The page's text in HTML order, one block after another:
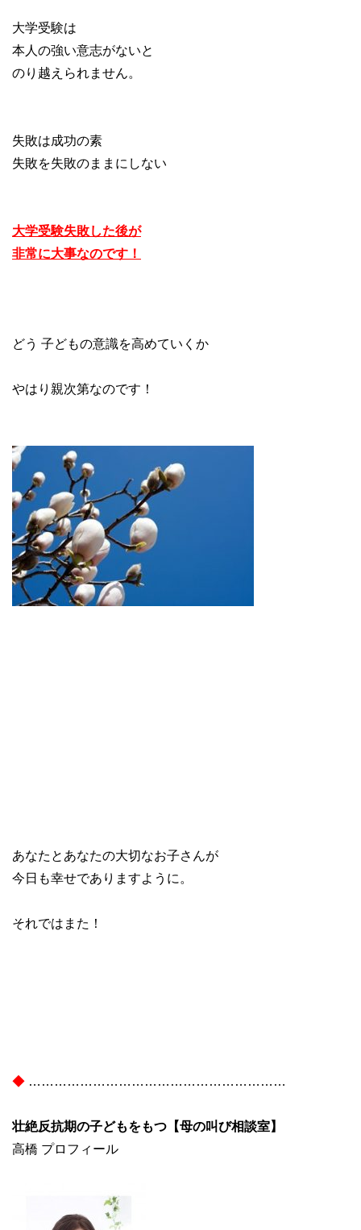
大学受験は
本人の強い意志がないと
のり越えられません。
失敗は成功の素
失敗を失敗のままにしない
大学受験失敗した後が
非常に大事なのです！
どう 子どもの意識を高めていくか
やはり親次第なのです！
あなたとあなたの大切なお子さんが
今日も幸せでありますように。
それではまた！
◆ ……………………………………………………
壮絶反抗期の子どもをもつ【母の叫び相談室】
高橋 プロフィール